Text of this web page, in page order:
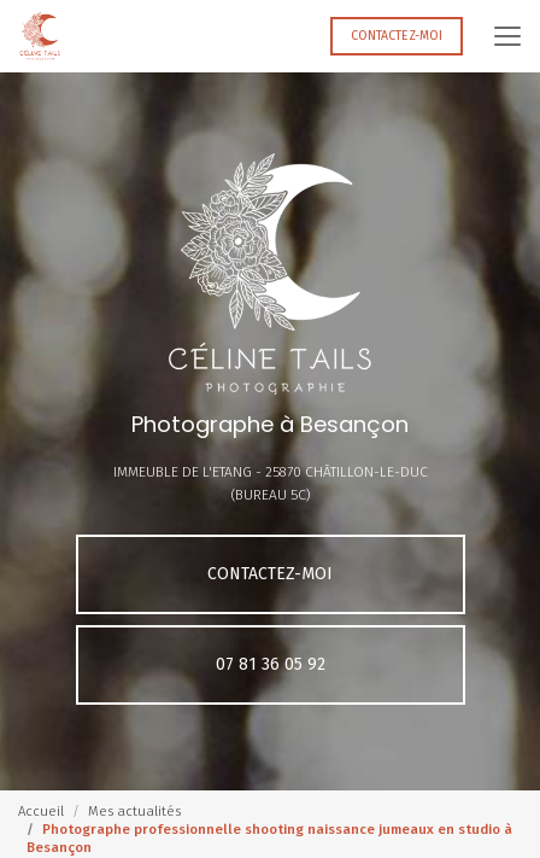
Aller
contenu
CONTACTEZ-MOI
Photographe à Besançon
IMMEUBLE DE L'ETANG - 25870 CHÂTILLON-LE-DUC
(BUREAU 5C)
CONTACTEZ-MOI
07 81 36 05 92
Accueil
Mes actualités
Photographe professionnelle shooting naissance jumeaux en studio à
Besançon